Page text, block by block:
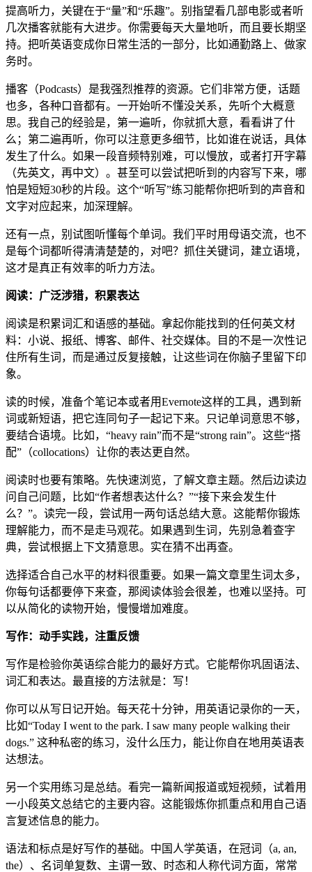
提高听力，关键在于“量”和“乐趣”。别指望看几部电影或者听
几次播客就能有大进步。你需要每天大量地听，而且要长期坚
持。把听英语变成你日常生活的一部分，比如通勤路上、做家
务时。
播客（Podcasts）是我强烈推荐的资源。它们非常方便，话题
也多，各种口音都有。一开始听不懂没关系，先听个大概意
思。我自己的经验是，第一遍听，你就抓大意，看看讲了什
么；第二遍再听，你可以注意更多细节，比如谁在说话，具体
发生了什么。如果一段音频特别难，可以慢放，或者打开字幕
（先英文，再中文）。甚至可以尝试把听到的内容写下来，哪
怕是短短30秒的片段。这个“听写”练习能帮你把听到的声音和
文字对应起来，加深理解。
还有一点，别试图听懂每个单词。我们平时用母语交流，也不
是每个词都听得清清楚楚的，对吧？抓住关键词，建立语境，
这才是真正有效率的听力方法。
阅读：广泛涉猎，积累表达
阅读是积累词汇和语感的基础。拿起你能找到的任何英文材
料：小说、报纸、博客、邮件、社交媒体。目的不是一次性记
住所有生词，而是通过反复接触，让这些词在你脑子里留下印
象。
读的时候，准备个笔记本或者用Evernote这样的工具，遇到新
词或新短语，把它连同句子一起记下来。只记单词意思不够，
要结合语境。比如，“heavy rain”而不是“strong rain”。这些“搭
配”（collocations）让你的表达更自然。
阅读时也要有策略。先快速浏览，了解文章主题。然后边读边
问自己问题，比如“作者想表达什么？”“接下来会发生什
么？”。读完一段，尝试用一两句话总结大意。这能帮你锻炼
理解能力，而不是走马观花。如果遇到生词，先别急着查字
典，尝试根据上下文猜意思。实在猜不出再查。
选择适合自己水平的材料很重要。如果一篇文章里生词太多，
你每句话都要停下来查，那阅读体验会很差，也难以坚持。可
以从简化的读物开始，慢慢增加难度。
写作：动手实践，注重反馈
写作是检验你英语综合能力的最好方式。它能帮你巩固语法、
词汇和表达。最直接的方法就是：写！
你可以从写日记开始。每天花十分钟，用英语记录你的一天，
比如“Today I went to the park. I saw many people walking their
dogs.” 这种私密的练习，没什么压力，能让你自在地用英语表
达想法。
另一个实用练习是总结。看完一篇新闻报道或短视频，试着用
一小段英文总结它的主要内容。这能锻炼你抓重点和用自己语
言复述信息的能力。
语法和标点是好写作的基础。中国人学英语，在冠词（a, an,
the）、名词单复数、主谓一致、时态和人称代词方面，常常